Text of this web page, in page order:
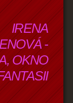
IRENA
-
OKNO